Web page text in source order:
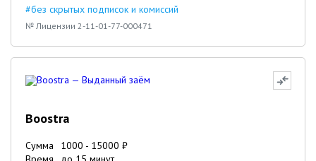
#без скрытых подписок и комиссий
№ Лицензии 2-11-01-77-000471
Boostra
Сумма 1000 - 15000 ₽